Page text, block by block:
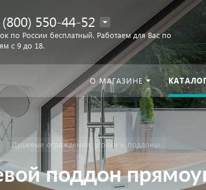
550-44-52
по России бесплатный. Работаем для Вас по
с 9 до 18.
О МАГАЗИНЕ
Душевые ограждения, уголки и поддоны
поддон